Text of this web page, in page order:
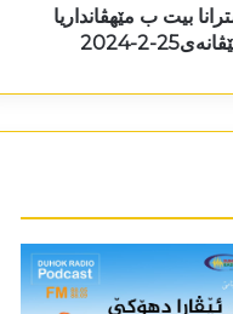
بیت ب مێھڤانداریا
2-2024